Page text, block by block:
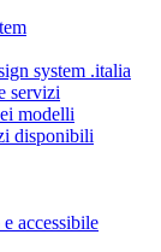
system .italia
servizi
modelli
disponibili
accessibile